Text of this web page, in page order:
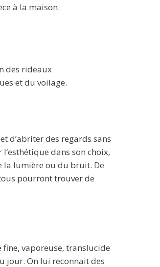
à la maison.
des rideaux
et du voilage.
d’abriter des regards sans
dans son choix,
la lumière ou du bruit. De
pourront trouver de
vaporeuse, translucide
jour. On lui reconnait des